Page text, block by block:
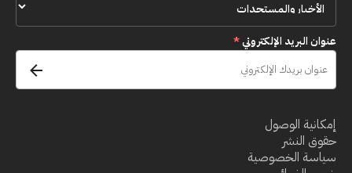
عنوان البريد الإلكتروني*
إمكانية الوصول
حقوق النشر
سياسة الخصوصية